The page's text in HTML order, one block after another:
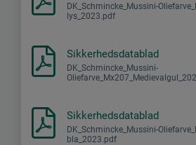
DK_Schmincke_Mussini-
lys_2023.pdf
Sikkerhedsdatablad
DK_Schmincke_Mussini-
Sikkerhedsdatablad
DK_Schmincke_Mussini-
bla_2023.pdf